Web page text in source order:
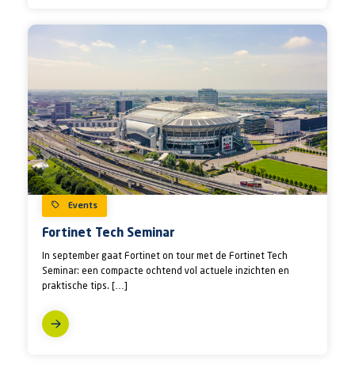
Events
Fortinet Tech Seminar
In september gaat Fortinet on tour met de Fortinet Tech
Seminar: een compacte ochtend vol actuele inzichten en
praktische tips. […]